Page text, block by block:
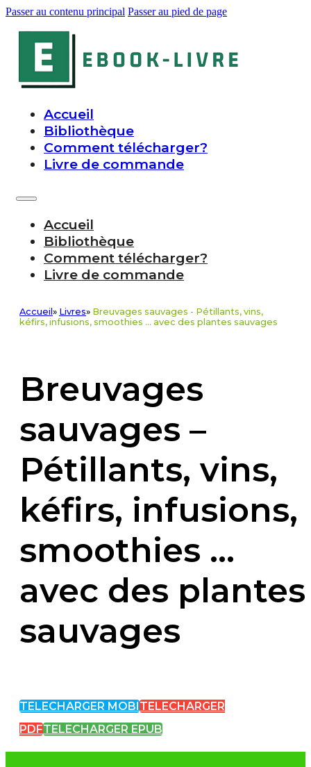
Passer au contenu principal Passer au pied de page
Accueil
Bibliothèque
Comment télécharger?
Livre de commande
Accueil
Bibliothèque
Comment télécharger?
Livre de commande
Accueil » Livres» Breuvages sauvages - Pétillants, vins,
kéfirs, infusions, smoothies ... avec des plantes sauvages
Breuvages
sauvages –
Pétillants, vins,
kéfirs, infusions,
smoothies …
avec des plantes
sauvages
TELECHARGER MOBI TELECHARGER
PDFTELECHARGER EPUB